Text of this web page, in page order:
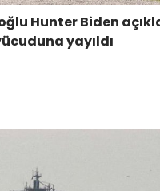
Hunter Biden
yayıldı